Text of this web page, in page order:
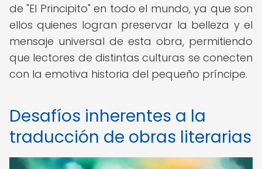
de "El Principito" en todo el mundo, ya que son
ellos quienes logran preservar la belleza y el
mensaje universal de esta obra, permitiendo
que lectores de distintas culturas se conecten
con la emotiva historia del pequeño príncipe.
Desafíos inherentes a la
traducción de obras literarias